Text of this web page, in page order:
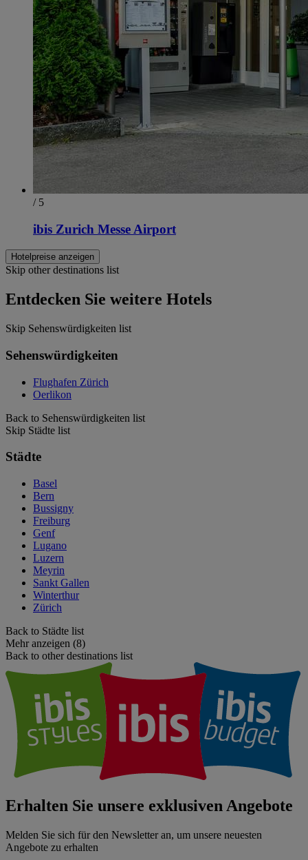
/ 5
ibis Zurich Messe Airport
Hotelpreise anzeigen
Skip other destinations list
Entdecken Sie weitere Hotels
Skip Sehenswürdigkeiten list
Sehenswürdigkeiten
Flughafen Zürich
Oerlikon
Back to Sehenswürdigkeiten list
Skip Städte list
Städte
Basel
Bern
Bussigny
Freiburg
Genf
Lugano
Luzern
Meyrin
Sankt Gallen
Winterthur
Zürich
Back to Städte list
Mehr anzeigen (8)
Back to other destinations list
Erhalten Sie unsere exklusiven Angebote
Melden Sie sich für den Newsletter an, um unsere neuesten
Angebote zu erhalten